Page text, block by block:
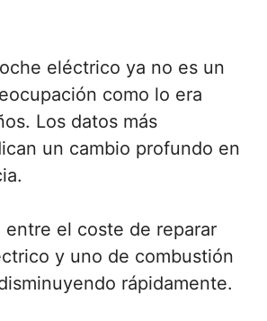
eléctrico ya no es un
como lo era
Los datos más
un cambio profundo en
entre el coste de reparar
y uno de combustión
rápidamente.